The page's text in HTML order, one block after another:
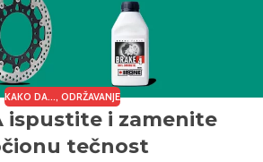
KAKO DA..., ODRŽAVANJE
ispustite i zamenite
tečnost